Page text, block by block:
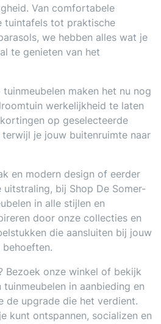
Van comfortabele
tuintafels tot praktische
we hebben alles wat je
te genieten van het
maken het nu nog
werkelijkheid te laten
op geselecteerde
je jouw buitenruimte naar
en modern design of eerder
bij Shop De Somer-
in alle stijlen en
door onze collecties en
die aansluiten bij jouw
behoeften.
Bezoek onze winkel of bekijk
in aanbieding en
de upgrade die het verdient.
kunt ontspannen, socializen en